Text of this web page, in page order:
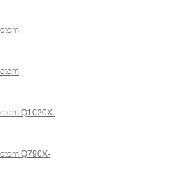
Q1020X-
Q790X-